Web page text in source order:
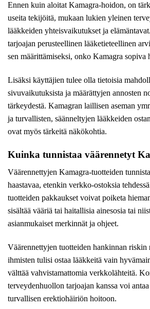
Ennen kuin aloitat Kamagra-hoidon, on
useita tekijöitä, mukaan lukien yleinen
lääkkeiden yhteisvaikutukset ja
tarjoajan perusteellinen lääketieteellinen
sen määrittämiseksi, onko Kamagra sopiva
Lisäksi käyttäjien tulee olla tietoisia
sivuvaikutuksista ja määrättyjen annosten
tärkeydestä. Kamagran laillisen aseman
ja turvallisten, säänneltyjen lääkkeiden
ovat myös tärkeitä näkökohtia.
Kuinka tunnistaa väärennetyt
Väärennettyjen Kamagra-tuotteiden
haastavaa, etenkin verkko-ostoksia
tuotteiden pakkaukset voivat poiketa
sisältää vääriä tai haitallisia ainesosia tai
asianmukaiset merkinnät ja ohjeet.
Väärennettyjen tuotteiden hankinnan riskin
ihmisten tulisi ostaa lääkkeitä vain
välttää vahvistamattomia verkkolähteitä.
terveydenhuollon tarjoajan kanssa voi
turvallisen erektiohäiriön hoitoon.